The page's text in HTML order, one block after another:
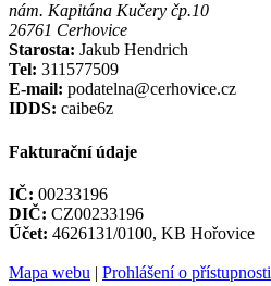
nám. Kapitána Kučery čp.10
26761 Cerhovice
Starosta: Jakub Hendrich
Tel: 311577509
E-mail: podatelna@cerhovice.cz
IDDS: caibe6z
Fakturační údaje
IČ: 00233196
DIČ: CZ00233196
Účet: 4626131/0100, KB Hořovice
Mapa webu | Prohlášení o přístupnosti